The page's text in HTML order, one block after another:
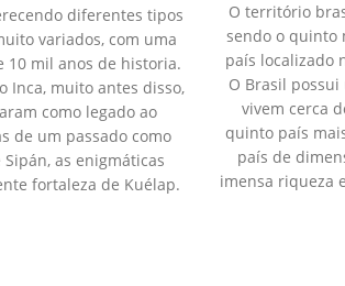
diferentes tipos
variados, com uma
10 mil anos de historia.
Inca, muito antes disso,
como legado ao
de um passado como
as enigmáticas
fortaleza de Kuélap.
O território
sendo o quinto
país localizado
O Brasil possui
vivem cerca
quinto país
país de
imensa riqueza